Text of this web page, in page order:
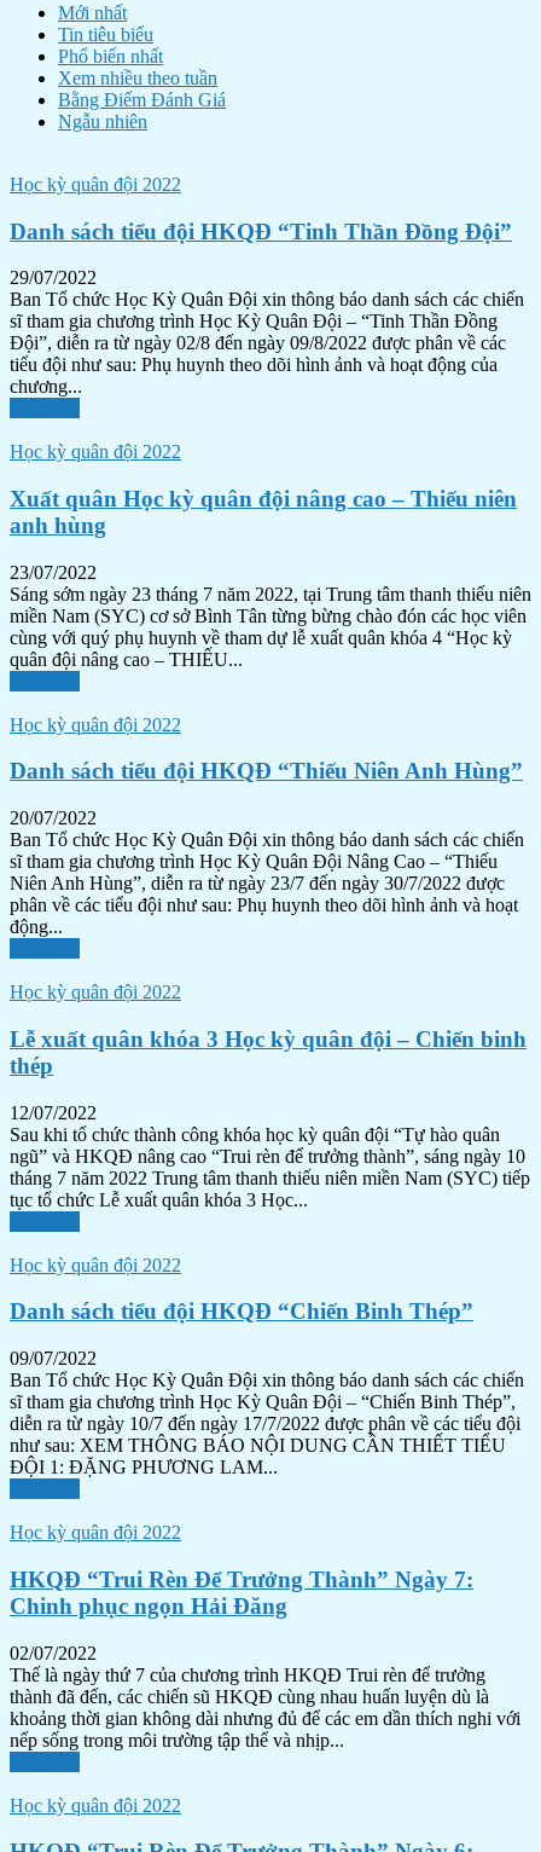
Mới nhất
Tin tiêu biểu
Phổ biến nhất
Xem nhiều theo tuần
Bằng Điểm Đánh Giá
Ngẫu nhiên
Học kỳ quân đội 2022
Danh sách tiểu đội HKQĐ “Tinh Thần Đồng Đội”
29/07/2022
Ban Tổ chức Học Kỳ Quân Đội xin thông báo danh sách các chiến
sĩ tham gia chương trình Học Kỳ Quân Đội – “Tinh Thần Đồng
Đội”, diễn ra từ ngày 02/8 đến ngày 09/8/2022 được phân về các
tiểu đội như sau: Phụ huynh theo dõi hình ảnh và hoạt động của
chương...
Học kỳ quân đội 2022
Xuất quân Học kỳ quân đội nâng cao – Thiếu niên
anh hùng
23/07/2022
Sáng sớm ngày 23 tháng 7 năm 2022, tại Trung tâm thanh thiếu niên
miền Nam (SYC) cơ sở Bình Tân từng bừng chào đón các học viên
cùng với quý phụ huynh về tham dự lễ xuất quân khóa 4 “Học kỳ
quân đội nâng cao – THIẾU...
Học kỳ quân đội 2022
Danh sách tiểu đội HKQĐ “Thiếu Niên Anh Hùng”
20/07/2022
Ban Tổ chức Học Kỳ Quân Đội xin thông báo danh sách các chiến
sĩ tham gia chương trình Học Kỳ Quân Đội Nâng Cao – “Thiếu
Niên Anh Hùng”, diễn ra từ ngày 23/7 đến ngày 30/7/2022 được
phân về các tiểu đội như sau: Phụ huynh theo dõi hình ảnh và hoạt
động...
Học kỳ quân đội 2022
Lễ xuất quân khóa 3 Học kỳ quân đội – Chiến binh
thép
12/07/2022
Sau khi tổ chức thành công khóa học kỳ quân đội “Tự hào quân
ngũ” và HKQĐ nâng cao “Trui rèn để trưởng thành”, sáng ngày 10
tháng 7 năm 2022 Trung tâm thanh thiếu niên miền Nam (SYC) tiếp
tục tổ chức Lễ xuất quân khóa 3 Học...
Học kỳ quân đội 2022
Danh sách tiểu đội HKQĐ “Chiến Binh Thép”
09/07/2022
Ban Tổ chức Học Kỳ Quân Đội xin thông báo danh sách các chiến
sĩ tham gia chương trình Học Kỳ Quân Đội – “Chiến Binh Thép”,
diễn ra từ ngày 10/7 đến ngày 17/7/2022 được phân về các tiểu đội
như sau: XEM THÔNG BÁO NỘI DUNG CẦN THIẾT TIỂU
ĐỘI 1: ĐẶNG PHƯƠNG LAM...
Học kỳ quân đội 2022
HKQĐ “Trui Rèn Để Trưởng Thành” Ngày 7:
Chinh phục ngọn Hải Đăng
02/07/2022
Thế là ngày thứ 7 của chương trình HKQĐ Trui rèn để trưởng
thành đã đến, các chiến sũ HKQĐ cùng nhau huấn luyện dù là
khoảng thời gian không dài nhưng đủ để các em dần thích nghi với
nếp sống trong môi trường tập thể và nhịp...
Học kỳ quân đội 2022